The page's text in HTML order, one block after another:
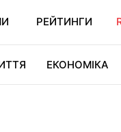
РЕЙТИНГИ
ЕКОНОМІКА